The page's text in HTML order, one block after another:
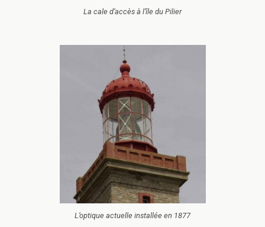
La cale d’accès à l’île du Pilier
L’optique actuelle installée en 1877